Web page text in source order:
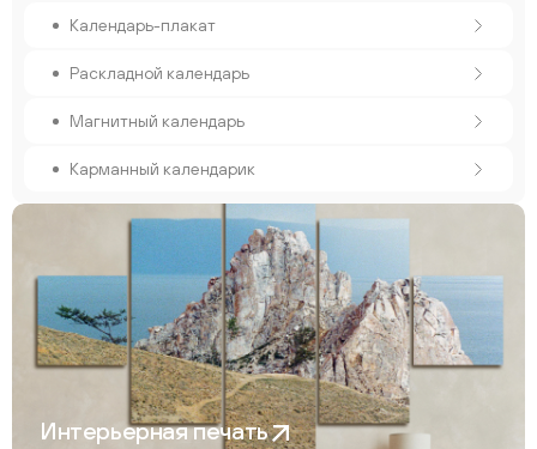
Календарь-плакат
Раскладной календарь
Магнитный календарь
Карманный календарик
Интерьерная печать